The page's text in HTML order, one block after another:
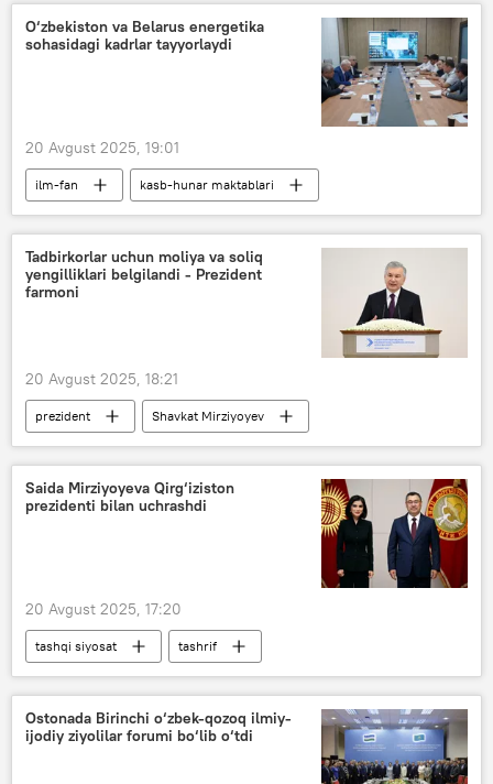
matbuot-anjuman
Katta Yevroosiyo
Matbuot markazi
O‘zbekiston va Belarus energetika
sohasidagi kadrlar tayyorlaydi
20 Avgust 2025, 19:01
ilm-fan
kasb-hunar maktablari
hamkorlik
Tadbirkorlar uchun moliya va soliq
yengilliklari belgilandi - Prezident
farmoni
20 Avgust 2025, 18:21
prezident
Shavkat Mirziyoyev
tadbirkor
tadbirkorlar bilan uchrashuv
farmon
yangi farmon
moliyalashtirish
Saida Mirziyoyeva Qirg‘iziston
prezidenti bilan uchrashdi
20 Avgust 2025, 17:20
tashqi siyosat
tashrif
prezident administratsiyasi
zakovat o‘yini
Shavkat Mirziyoyev
Ostonada Birinchi o‘zbek-qozoq ilmiy-
ijodiy ziyolilar forumi bo‘lib o‘tdi